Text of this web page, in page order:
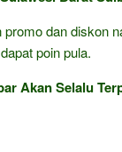
dan diskon
poin pula.
Akan Selalu